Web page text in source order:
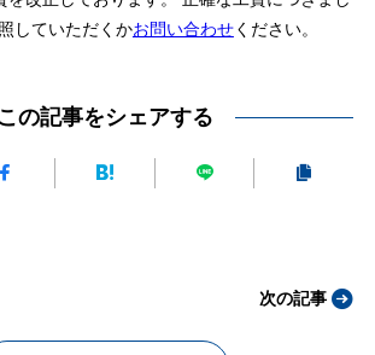
していただくかお問い合わせください。
この記事をシェアする
次の記事